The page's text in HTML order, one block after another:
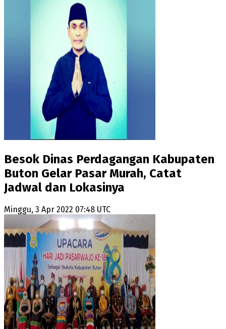
Besok Dinas Perdagangan Kabupaten
Buton Gelar Pasar Murah, Catat
Jadwal dan Lokasinya
Minggu, 3 Apr 2022 07:48 UTC